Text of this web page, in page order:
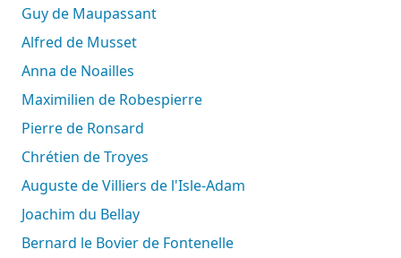
Guy de Maupassant
Alfred de Musset
Anna de Noailles
Maximilien de Robespierre
Pierre de Ronsard
Chrétien de Troyes
Auguste de Villiers de l'Isle-Adam
Joachim du Bellay
Bernard le Bovier de Fontenelle